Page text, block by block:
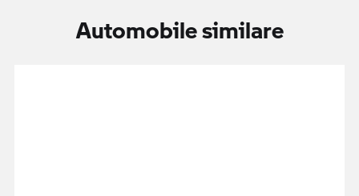
Automobile similare